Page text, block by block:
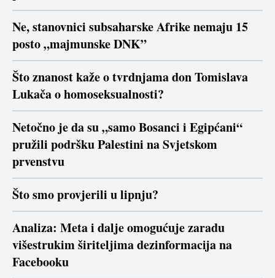
Ne, stanovnici subsaharske Afrike nemaju 15
posto „majmunske DNK”
Što znanost kaže o tvrdnjama don Tomislava
Lukača o homoseksualnosti?
Netočno je da su „samo Bosanci i Egipćani“
pružili podršku Palestini na Svjetskom
prvenstvu
Što smo provjerili u lipnju?
Analiza: Meta i dalje omogućuje zaradu
višestrukim širiteljima dezinformacija na
Facebooku